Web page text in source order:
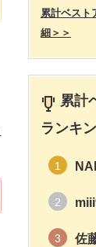
累計ベスト
細＞＞
累計
ランキ
1
2
3 佐